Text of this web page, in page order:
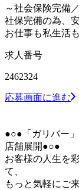
～社会保険完備
社保完備の為、
お仕事も私生活
求人番号
2462324
応募画面に進む
●○●「ガリバー
店舗展開●○●
お客様の人生を
て、
もっと気軽にご